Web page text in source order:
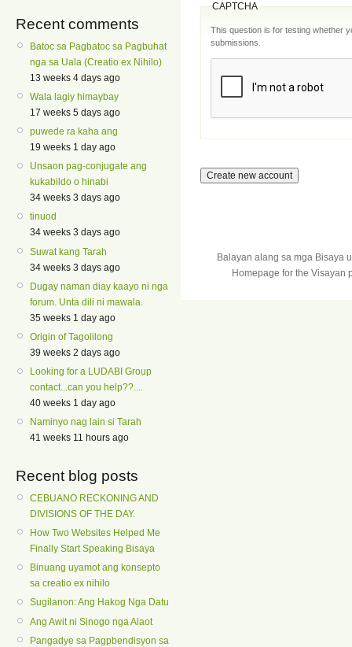
Recent comments
Batoc sa Pagbatoc sa Pagbuhat
nga sa Uala (Creatio ex Nihilo)
13 weeks 4 days ago
Wala lagiy himaybay
17 weeks 5 days ago
puwede ra kaha ang
19 weeks 1 day ago
Unsaon pag-conjugate ang
kukabildo o hinabi
34 weeks 3 days ago
tinuod
34 weeks 3 days ago
Suwat kang Tarah
34 weeks 3 days ago
Dugay naman diay kaayo ni nga
forum. Unta dili ni mawala.
35 weeks 1 day ago
Origin of Tagolilong
39 weeks 2 days ago
Looking for a LUDABI Group
contact...can you help??....
40 weeks 1 day ago
Naminyo nag lain si Tarah
41 weeks 11 hours ago
Recent blog posts
CEBUANO RECKONING AND
DIVISIONS OF THE DAY.
How Two Websites Helped Me
Finally Start Speaking Bisaya
Binuang uyamot ang konsepto
sa creatio ex nihilo
Sugilanon: Ang Hakog Nga Datu
Ang Awit ni Sinogo nga Alaot
Pangadye sa Pagpbendisyon sa
CAPTCHA
This question is for testing whether
submissions.
Balayan alang sa mga Bisaya
Homepage for the Visayan